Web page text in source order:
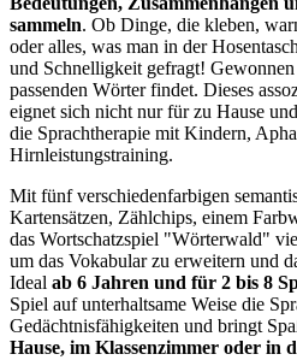
sammeln. Ob Dinge, die kleben,
oder alles, was man in der
und Schnelligkeit gefragt!
passenden Wörter findet. Dieses
eignet sich nicht nur für zu Hause
die Sprachtherapie mit Kindern,
Hirnleistungstraining.
Mit fünf verschiedenfarbigen
Kartensätzen, Zählchips, einem
das Wortschatzspiel "Wörterwald"
um das Vokabular zu erweitern und
Ideal ab 6 Jahren und für 2 bis 8
Spiel auf unterhaltsame Weise die
Gedächtnisfähigkeiten und bringt
Hause, im Klassenzimmer oder in